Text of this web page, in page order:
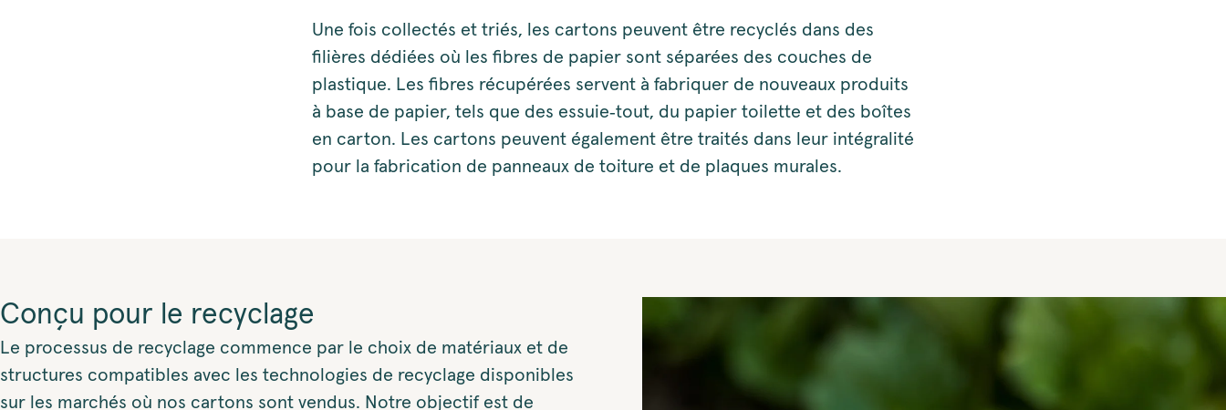
Une fois collectés et triés, les cartons peuvent être recyclés dans des
filières dédiées où les fibres de papier sont séparées des couches de
plastique. Les fibres récupérées servent à fabriquer de nouveaux produits
à base de papier, tels que des essuie‑tout, du papier toilette et des boîtes
en carton. Les cartons peuvent également être traités dans leur intégralité
pour la fabrication de panneaux de toiture et de plaques murales.
Conçu pour le recyclage
Le processus de recyclage commence par le choix de matériaux et de
structures compatibles avec les technologies de recyclage disponibles
sur les marchés où nos cartons sont vendus. Notre objectif est de